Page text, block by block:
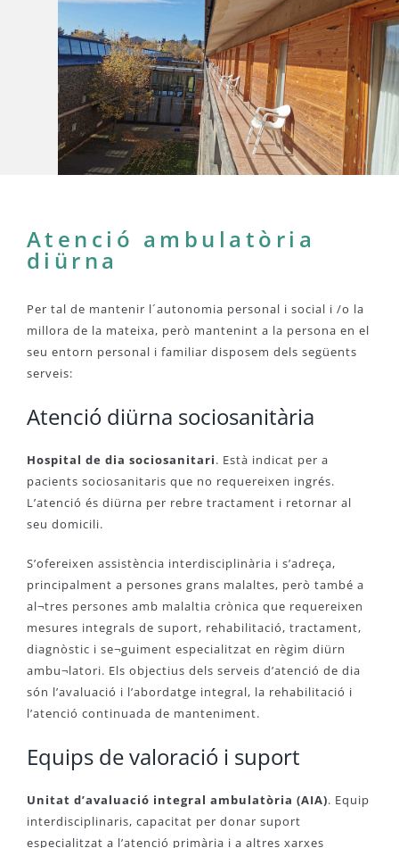
Atenció ambulatòria
diürna
Per tal de mantenir l´autonomia personal i social i /o la
millora de la mateixa, però mantenint a la persona en el
seu entorn personal i familiar disposem dels següents
serveis:
Atenció diürna sociosanitària
Hospital de dia sociosanitari. Està indicat per a
pacients sociosanitaris que no requereixen ingrés.
L’atenció és diürna per rebre tractament i retornar al
seu domicili.
S’ofereixen assistència interdisciplinària i s’adreça,
principalment a persones grans malaltes, però també a
al¬tres persones amb malaltia crònica que requereixen
mesures integrals de suport, rehabilitació, tractament,
diagnòstic i se¬guiment especialitzat en règim diürn
ambu¬latori. Els objectius dels serveis d’atenció de dia
són l’avaluació i l’abordatge integral, la rehabilitació i
l’atenció continuada de manteniment.
Equips de valoració i suport
Unitat d’avaluació integral ambulatòria (AIA). Equip
interdisciplinaris, capacitat per donar suport
especialitzat a l’atenció primària i a altres xarxes